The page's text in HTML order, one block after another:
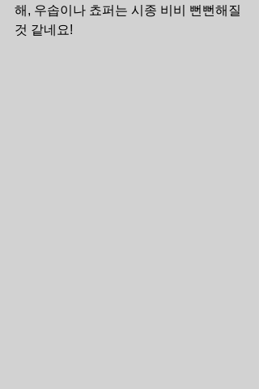
해, 우솝이나 쵸퍼는 시종 비비 뻔뻔해질
것 같네요!